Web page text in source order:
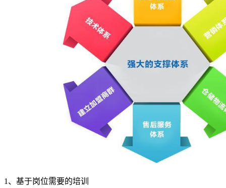
1、基于岗位需要的培训